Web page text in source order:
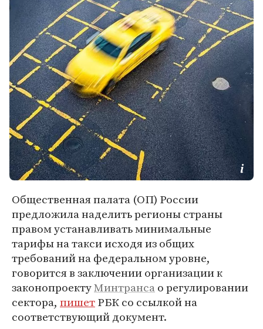
Общественная палата (ОП) России
предложила наделить регионы страны
правом устанавливать минимальные
тарифы на такси исходя из общих
требований на федеральном уровне,
говорится в заключении организации к
законопроектуМинтрансао регулировании
сектора, пишетРБК со ссылкой на
соответствующий документ.